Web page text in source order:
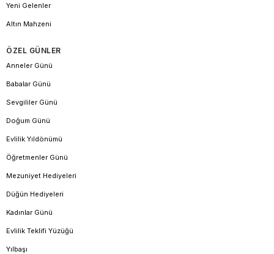
Yeni Gelenler
Altın Mahzeni
ÖZEL GÜNLER
Anneler Günü
Babalar Günü
Sevgililer Günü
Doğum Günü
Evlilik Yıldönümü
Öğretmenler Günü
Mezuniyet Hediyeleri
Düğün Hediyeleri
Kadınlar Günü
Evlilik Teklifi Yüzüğü
Yılbaşı